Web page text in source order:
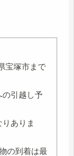
宝塚市まで
の引越し予
ありま
の到着は最